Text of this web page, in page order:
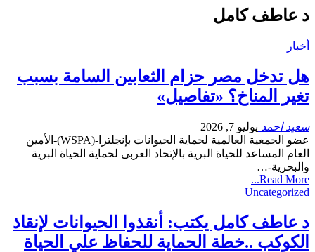
د عاطف كامل
أخبار
هل تدخل مصر حزام الثعابين السامة بسبب
تغير المناخ؟ «تفاصيل»
سعيد احمد يوليو 7, 2026
عضو الجمعية العالمية لحماية الحيوانات بإنجلترا-(WSPA)-الأمين
العام المساعد للحياة البرية بالإتحاد العربى لحماية الحياة البرية
والبحرية-…
Read More...
Uncategorized
د عاطف كامل يكتب: أنقذوا الحيوانات لإنقاذ
الكوكب ..خطة الحماية للحفاظ علي الحياة